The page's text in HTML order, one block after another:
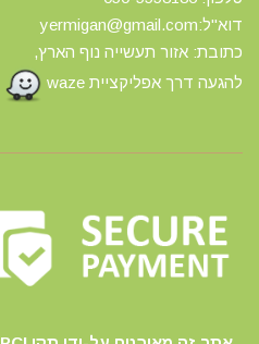
דוא"ל:yermigan@gmail.com
כתובת: אזור תעשייה נוף הארץ,
להגעה דרך אפליקציית waze